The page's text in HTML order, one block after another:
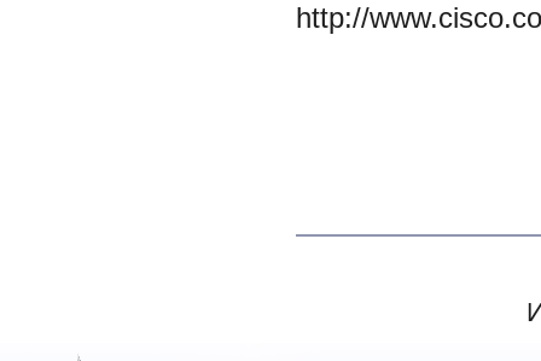
http://